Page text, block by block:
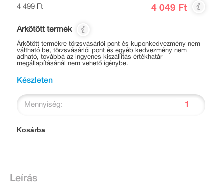
4 499 Ft
4 049 Ft
Árkötött termék
Árkötött termékre törzsvásárlói pont és kuponkedvezmény nem
váltható be, törzsvásárlói pont és egyéb kedvezmény nem
adható, továbbá az ingyenes kiszállítás értékhatár
megállapításánál nem vehető igénybe.
Készleten
Mennyiség:
Kosárba
Leírás